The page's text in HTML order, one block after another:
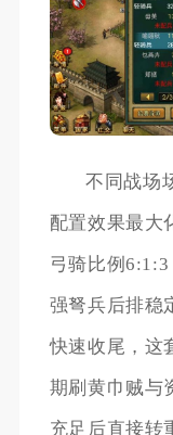
不同战场
配置效果最大
弓骑比例6:1:3
强弩兵后排稳
快速收尾，这
期刷黄巾贼与
充足后直接转